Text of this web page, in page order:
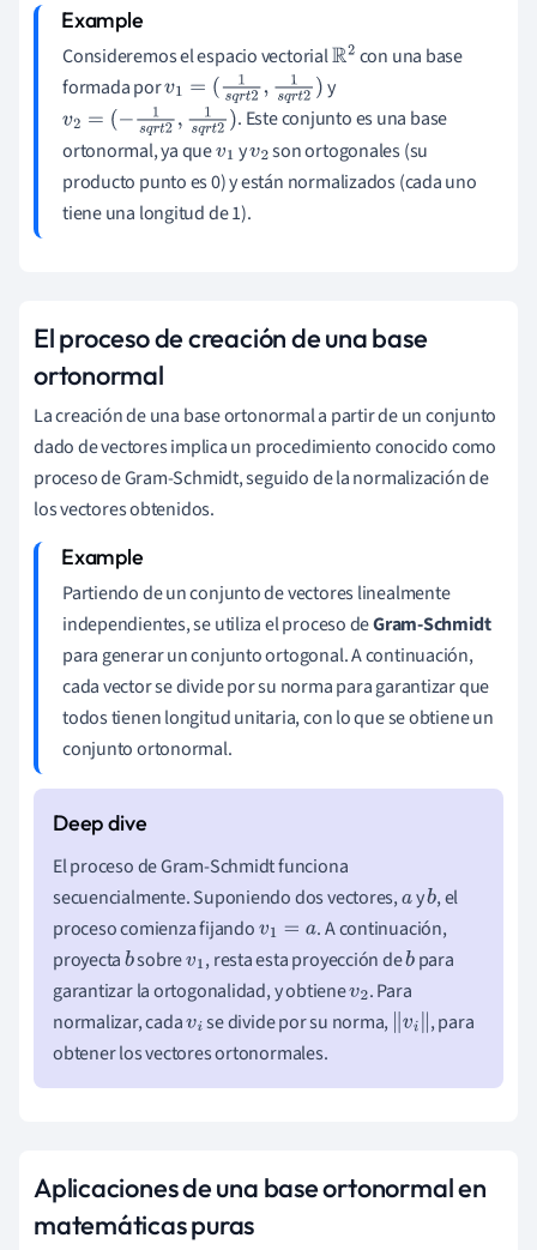
Consideremos el espacio vectorialR2 con una base
formada porv1=(1 sqrt2,1s qrt2)
y
v2=(− 1sqrt2,1sq rt2)
. Este conjunto es una base
ortonormal, ya quev1 yv2son ortogonales (su
producto punto es 0) y están normalizados (cada uno
tiene una longitud de 1).
El proceso de creación de una base
ortonormal
La creación de una base ortonormal a partir de un conjunto
dado de vectores implica un procedimiento conocido como
proceso de Gram-Schmidt, seguido de la normalización de
los vectores obtenidos.
Partiendo de un conjunto de vectores linealmente
independientes, se utiliza el proceso deGram-Schmidt
para generar un conjunto ortogonal. A continuación,
cada vector se divide por su norma para garantizar que
todos tienen longitud unitaria, con lo que se obtiene un
conjunto ortonormal.
El proceso de Gram-Schmidt funciona
secuencialmente. Suponiendo dos vectores,a yb, el
proceso comienza fijandov1=a
. A continuación,
proyectabsobrev1, resta esta proyección debpara
garantizar la ortogonalidad, y obtienev2. Para
normalizar, cadavi se divide por su norma, vi‖ , para
obtener los vectores ortonormales.
Aplicaciones de una base ortonormal en
matemáticas puras